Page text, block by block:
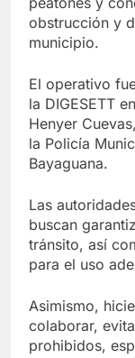
obstrucción y
municipio.
El operativo
la DIGESETT
Henyer
la Policía
Bayaguana.
Las
buscan
tránsito, así
para el uso
Asimismo,
colaborar,
prohibidos,